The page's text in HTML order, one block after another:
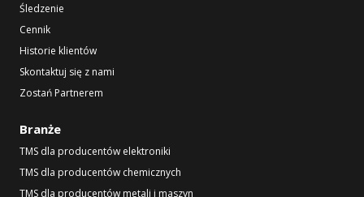
Śledzenie
Cennik
Historie klientów
Skontaktuj się z nami
Zostań Partnerem
Branże
TMS dla producentów elektroniki
TMS dla producentów chemicznych
TMS dla producentów metali i maszyn